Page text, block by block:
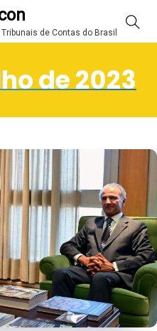
de Contas do Brasil
de 2023